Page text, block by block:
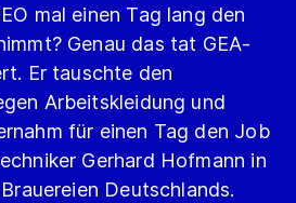
mal einen Tag lang den
Genau das tat GEA-
Er tauschte den
Arbeitskleidung und
für einen Tag den Job
Gerhard Hofmann in
Deutschlands.